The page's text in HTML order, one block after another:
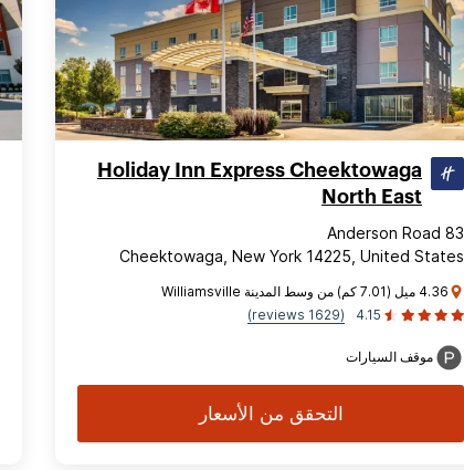
Holiday Inn Express Cheektowaga
North East
83 Anderson Road
Cheektowaga, New York 14225, United States
4.36 ميل (7.01 كم) من وسط المدينة Williamsville
4.15
(1629 reviews)
موقف السيارات
التحقق من الأسعار